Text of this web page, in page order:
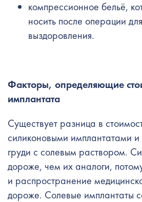
компрессионное бельё,
носить после операции
выздоровления.
Факторы, определяющие
имплантата
Существует разница в
силиконовыми имплантатами
груди с солевым раствором.
дороже, чем их аналоги,
и распространение
дороже. Солевые имплантаты